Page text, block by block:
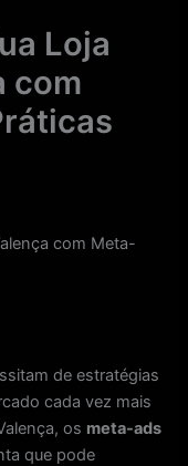
Loja
com
com Meta-
de estratégias
cada vez mais
os meta-ads
que pode